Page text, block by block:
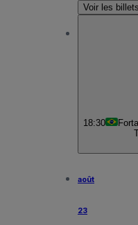
Voir les billets
18:30
août
23